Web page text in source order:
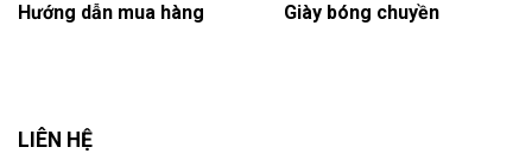
Hướng dẫn mua hàng
Giày bóng chuyền
LIÊN HỆ